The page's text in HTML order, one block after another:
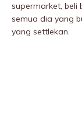
supermarket, beli
semua dia yang
yang settIekan.